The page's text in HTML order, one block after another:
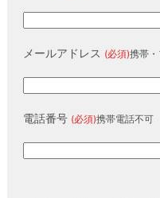
メールアドレス (必須)携帯
電話番号 (必須)携帯電話不可